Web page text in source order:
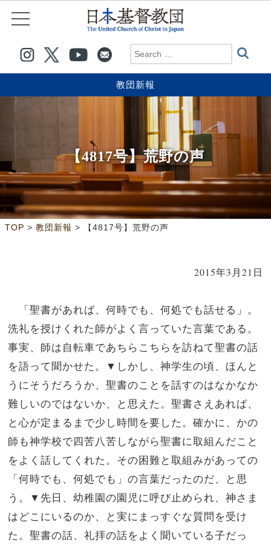
教団新報
【4817号】荒野の声
TOP > 教団新報 > 【4817号】荒野の声
2015年3月21日
「聖書があれば、何時でも、何処でも話せる」。
洗礼を授けくれた師がよく言っていた言葉である。
事実、師は自転車であちらこちらを訪ねて聖書の話
を語って聞かせた。▼しかし、神学生の頃、ほんと
うにそうだろうか、聖書のことを話すのはなかなか
難しいのではないか、と思えた。聖書さえあれば、
と心が定まるまで少し時間を要した。確かに、かの
師も神学校で四苦八苦しながら聖書に取組んだこと
をよく話してくれた。その困難と取組みがあっての
「何時でも、何処でも」の言葉だったのだ、と思
う。▼先日、幼稚園の園児に呼び止められ、神さま
はどこにいるのか、と実にまっすぐな質問を受け
た。聖書の話、礼拝の話をよく聞いている子だっ